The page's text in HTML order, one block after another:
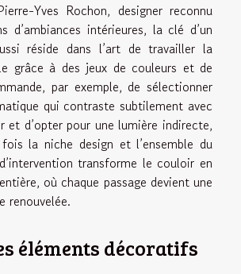
Yves Rochon, designer reconnu
d’ambiances intérieures, la clé d’un
réside dans l’art de travailler la
grâce à des jeux de couleurs et de
par exemple, de sélectionner
qui contraste subtilement avec
et d’opter pour une lumière indirecte,
la niche design et l’ensemble du
transforme le couloir en
où chaque passage devient une
renouvelée.
éléments décoratifs